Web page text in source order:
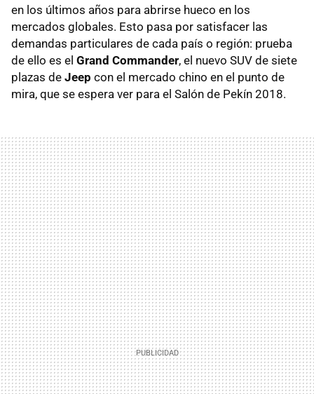
en los últimos años para abrirse hueco en los
mercados globales. Esto pasa por satisfacer las
demandas particulares de cada país o región: prueba
de ello es el Grand Commander, el nuevo SUV de siete
plazas de Jeep con el mercado chino en el punto de
mira, que se espera ver para el Salón de Pekín 2018.